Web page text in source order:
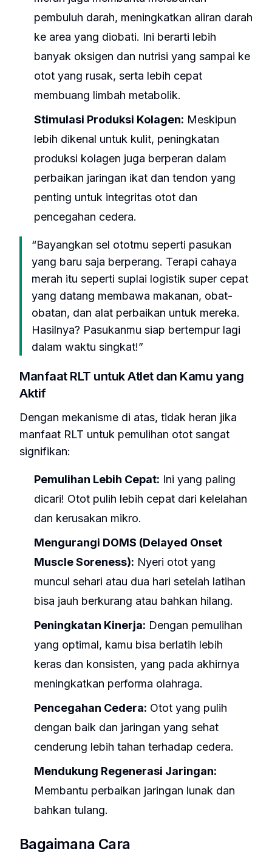
pembuluh darah, meningkatkan aliran darah
ke area yang diobati. Ini berarti lebih
banyak oksigen dan nutrisi yang sampai ke
otot yang rusak, serta lebih cepat
membuang limbah metabolik.
Stimulasi Produksi Kolagen: Meskipun
lebih dikenal untuk kulit, peningkatan
produksi kolagen juga berperan dalam
perbaikan jaringan ikat dan tendon yang
penting untuk integritas otot dan
pencegahan cedera.
“Bayangkan sel ototmu seperti pasukan
yang baru saja berperang. Terapi cahaya
merah itu seperti suplai logistik super cepat
yang datang membawa makanan, obat-
obatan, dan alat perbaikan untuk mereka.
Hasilnya? Pasukanmu siap bertempur lagi
dalam waktu singkat!”
Manfaat RLT untuk Atlet dan Kamu yang
Aktif
Dengan mekanisme di atas, tidak heran jika
manfaat RLT untuk pemulihan otot sangat
signifikan:
Pemulihan Lebih Cepat: Ini yang paling
dicari! Otot pulih lebih cepat dari kelelahan
dan kerusakan mikro.
Mengurangi DOMS (Delayed Onset
Muscle Soreness): Nyeri otot yang
muncul sehari atau dua hari setelah latihan
bisa jauh berkurang atau bahkan hilang.
Peningkatan Kinerja: Dengan pemulihan
yang optimal, kamu bisa berlatih lebih
keras dan konsisten, yang pada akhirnya
meningkatkan performa olahraga.
Pencegahan Cedera: Otot yang pulih
dengan baik dan jaringan yang sehat
cenderung lebih tahan terhadap cedera.
Mendukung Regenerasi Jaringan:
Membantu perbaikan jaringan lunak dan
bahkan tulang.
Bagaimana Cara